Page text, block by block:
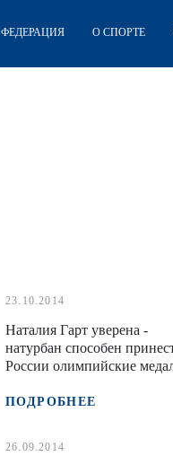
ФЕДЕРАЦИЯ О СПОРТЕ
23.10.2014
Наталия Гарт уверена -
натурбан способен
России олимпийские
ПОДРОБНЕЕ
26.09.2014